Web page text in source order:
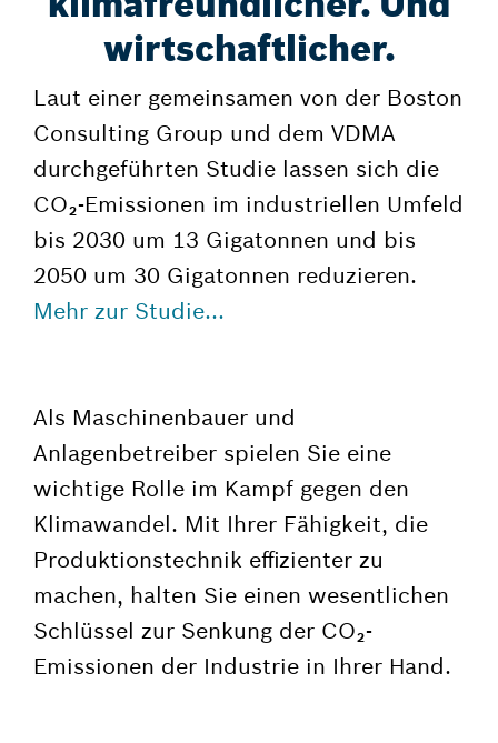
wirtschaftlicher.
Laut einer gemeinsamen von der Boston
Consulting Group und dem VDMA
durchgeführten Studie lassen sich die
CO₂-Emissionen im industriellen Umfeld
bis 2030 um 13 Gigatonnen und bis
2050 um 30 Gigatonnen reduzieren.
Mehr zur Studie...
Als Maschinenbauer und
Anlagenbetreiber spielen Sie eine
wichtige Rolle im Kampf gegen den
Klimawandel. Mit Ihrer Fähigkeit, die
Produktionstechnik effizienter zu
machen, halten Sie einen wesentlichen
Schlüssel zur Senkung der CO₂-
Emissionen der Industrie in Ihrer Hand.